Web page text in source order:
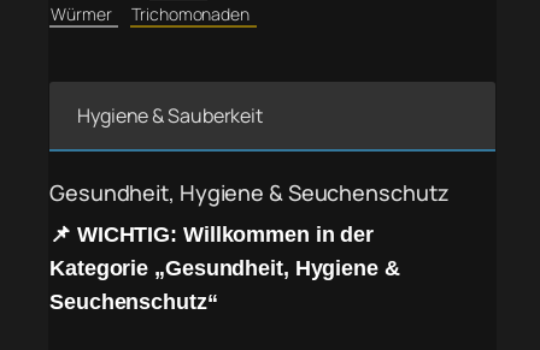
Würmer
Trichomonaden
Hygiene & Sauberkeit
Gesundheit, Hygiene & Seuchenschutz
📌 WICHTIG: Willkommen in der
Kategorie „Gesundheit, Hygiene &
Seuchenschutz“